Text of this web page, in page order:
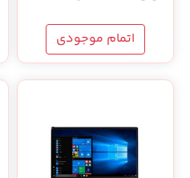
ماهه تسکو)
اتمام موجودی